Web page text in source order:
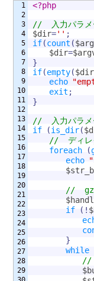
1
2
3
4
5
6
7
8
9
10
11
12
13
14
15
16
17
18
19
20
21
22
23
24
25
26
27
28
29
<?php
//  入力パラメ
$dir='' ;
if(count (
$dir=
}
if(empty($dir
echo
exit ;
}
//  入力パラメ
if
(is_dir(
//  ディレ
foreach
(
echo "
//
if
( !
}
while
//